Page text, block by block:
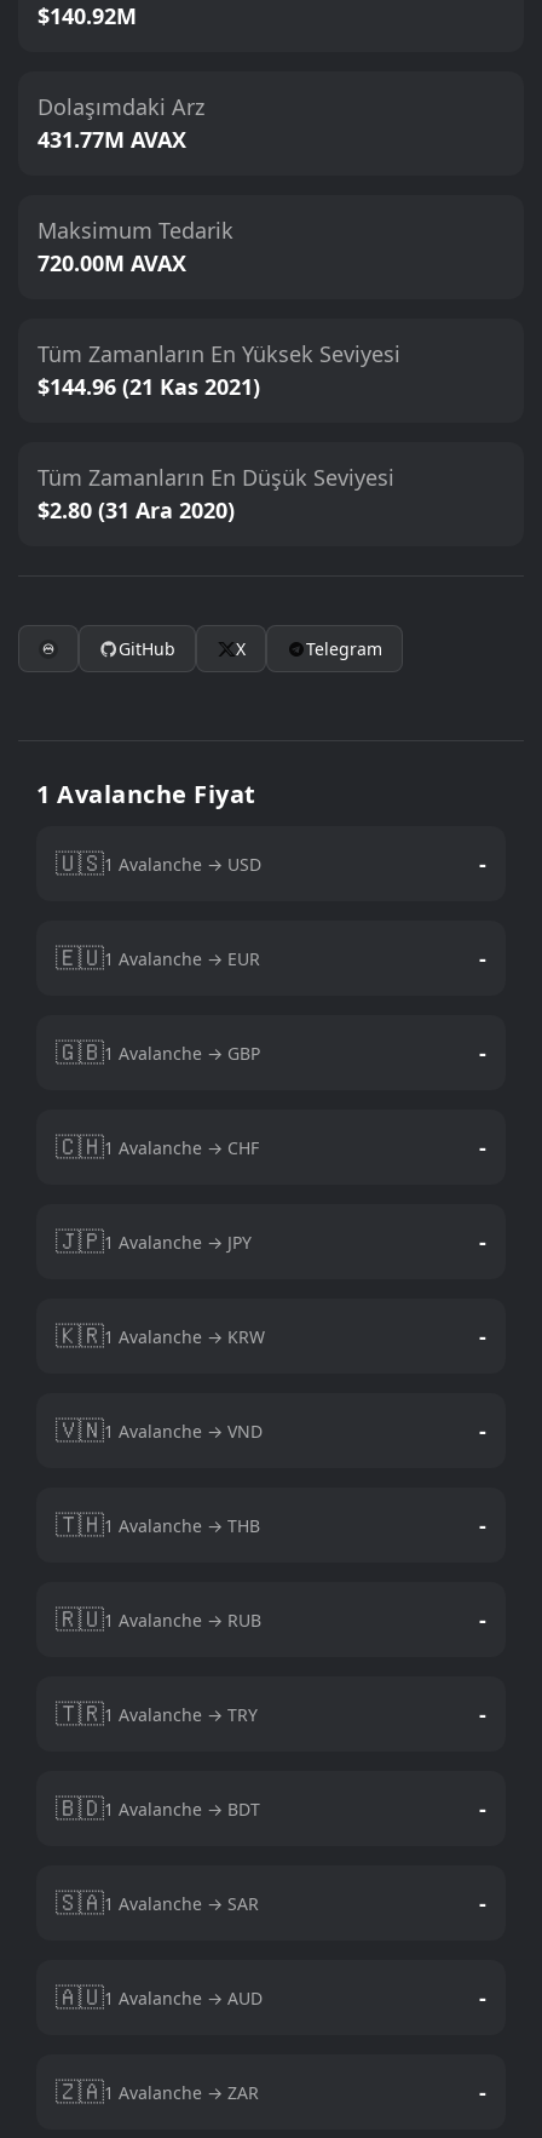
$140.92M
Dolaşımdaki Arz
431.77M AVAX
Maksimum Tedarik
720.00M AVAX
Tüm Zamanların En Yüksek Seviyesi
$144.96 (21 Kas 2021)
Tüm Zamanların En Düşük Seviyesi
$2.80 (31 Ara 2020)
GitHub X Telegram
1 Avalanche Fiyat
🇺🇸1 Avalanche → USD -
🇪🇺1 Avalanche → EUR -
🇬🇧1 Avalanche → GBP -
🇨🇭1 Avalanche → CHF -
🇯🇵1 Avalanche → JPY -
🇰🇷1 Avalanche → KRW -
🇻🇳1 Avalanche → VND -
🇹🇭1 Avalanche → THB -
🇷🇺1 Avalanche → RUB -
🇹🇷1 Avalanche → TRY -
🇧🇩1 Avalanche → BDT -
🇸🇦1 Avalanche → SAR -
🇦🇺1 Avalanche → AUD -
🇿🇦1 Avalanche → ZAR -